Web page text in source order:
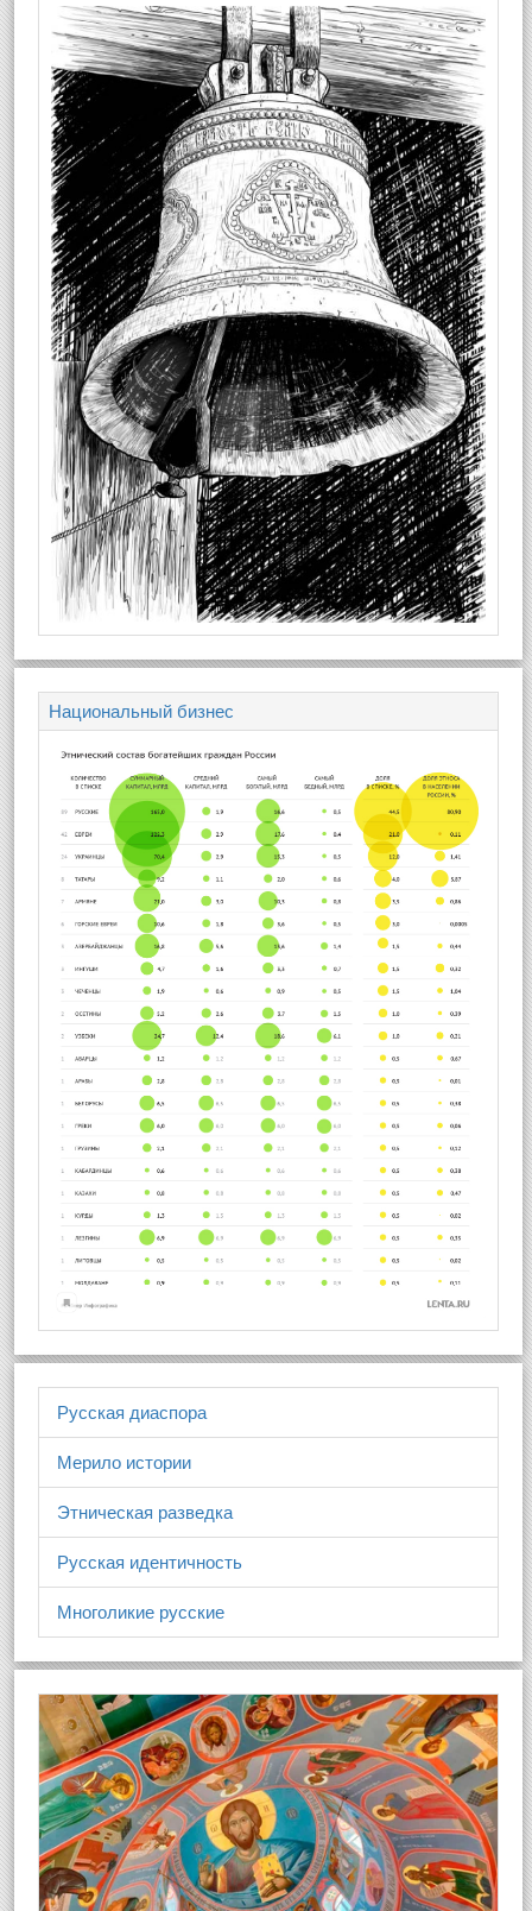
Национальный бизнес
Русская диаспора
Мерило истории
Этническая разведка
Русская идентичность
Многоликие русские